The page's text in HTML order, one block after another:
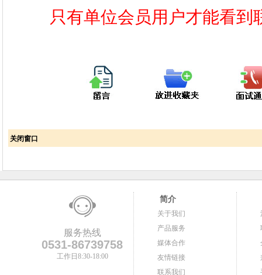
只有单位会员用户才能看到
关闭窗口
服务热线
0531-86739758
工作日8:30-18:00
简介
关于我们
产品服务
媒体合作
友情链接
联系我们